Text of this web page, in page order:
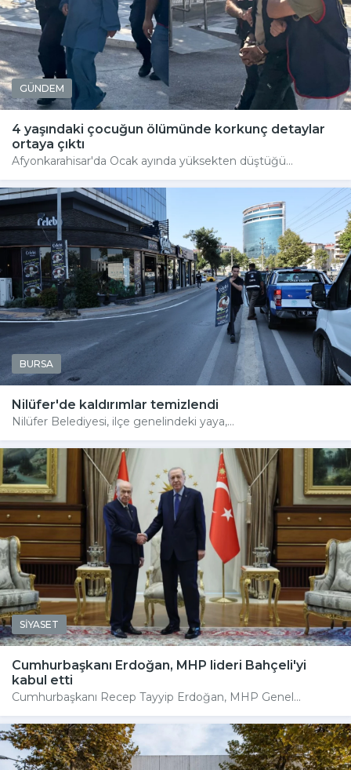
GÜNDEM
4 yaşındaki çocuğun ölümünde korkunç detaylar
ortaya çıktı
Afyonkarahisar'da Ocak ayında yüksekten düştüğü...
BURSA
Nilüfer'de kaldırımlar temizlendi
Nilüfer Belediyesi, ilçe genelindeki yaya,...
SİYASET
Cumhurbaşkanı Erdoğan, MHP lideri Bahçeli'yi
kabul etti
Cumhurbaşkanı Recep Tayyip Erdoğan, MHP Genel...